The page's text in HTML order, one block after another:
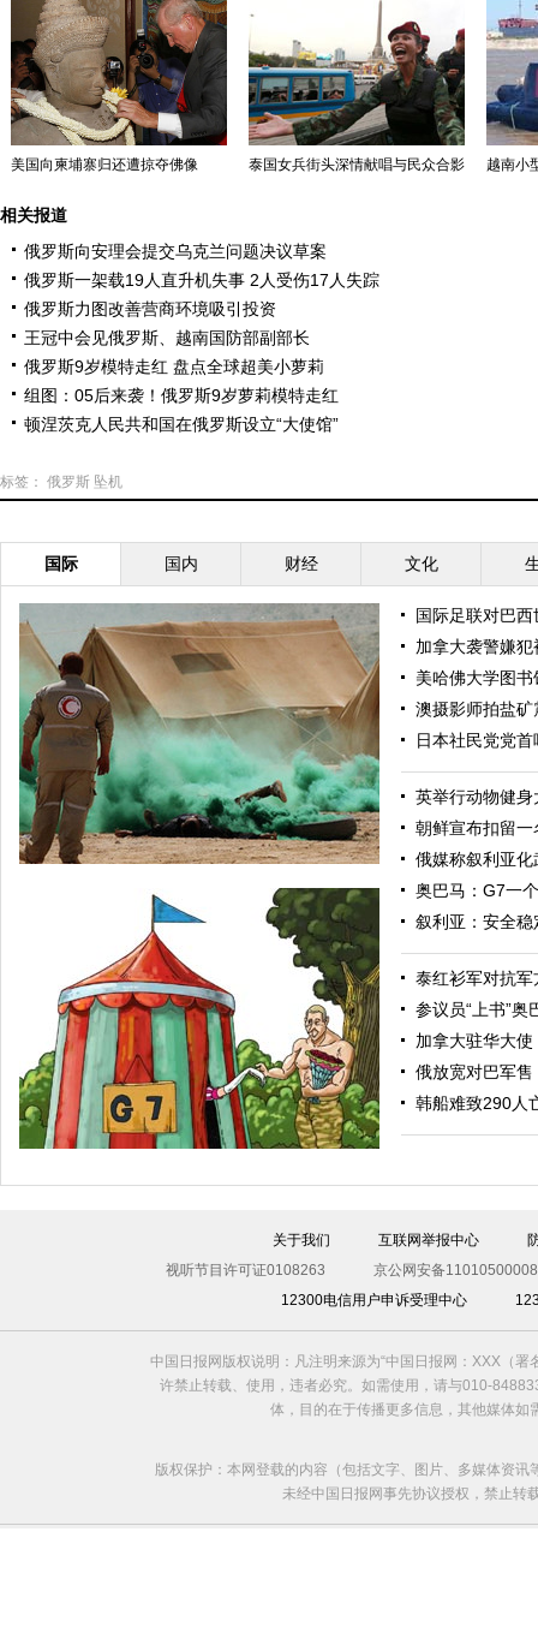
美国向柬埔寨归还遭掠夺佛像 泰国女兵街头深情献唱与民众合影 越南小
相关报道
俄罗斯向安理会提交乌克兰问题决议草案
俄罗斯一架载19人直升机失事 2人受伤17人失踪
俄罗斯力图改善营商环境吸引投资
王冠中会见俄罗斯、越南国防部副部长
俄罗斯9岁模特走红 盘点全球超美小萝莉
组图：05后来袭！俄罗斯9岁萝莉模特走红
顿涅茨克人民共和国在俄罗斯设立“大使馆”
标签： 俄罗斯 坠机
国际 国内 财经 文化
“渴望之狮”多国联合军演举行 美军秀军事力量
欧洲国家不愿与俄罗斯闹僵
国际足联对巴
加拿大袭警嫌
美哈佛大学图
澳摄影师拍盐
日本社民党党
英举行动物健
朝鲜宣布扣留
俄媒称叙利亚
奥巴马：G7一
叙利亚：安全
泰红衫军对抗
参议员“上书”奥
加拿大驻华大
俄放宽对巴军
韩船难致290人
关于我们 互联网举报中心
视听节目许可证0108263
京公网安备
12300电信用户申诉受理中心
中国日报网版权说明：凡注明来源为“中国日报网：XXX（
许禁止转载、使用，违者必究。如需使用，请与010-
体，目的在于传播更多信息，其他媒体
版权保护：本网登载的内容（包括文字、图片、多媒体资
未经中国日报网事先协议授权，禁止转